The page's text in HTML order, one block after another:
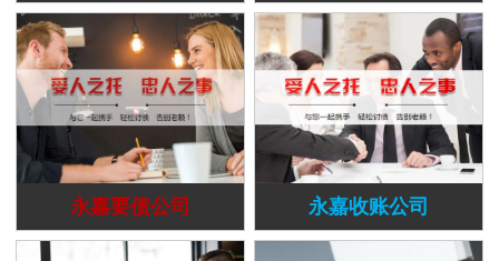
永嘉要债公司 永嘉收账公司